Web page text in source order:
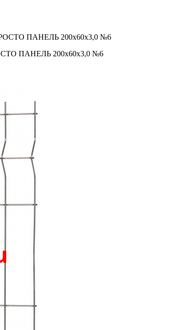
ПАНЕЛЬ 200х60х3,0 №6